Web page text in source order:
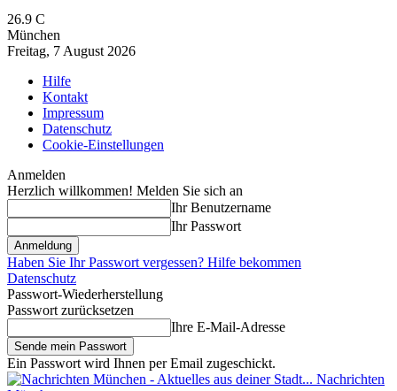
26.9 C
München
Freitag, 7 August 2026
Hilfe
Kontakt
Impressum
Datenschutz
Cookie-Einstellungen
Anmelden
Herzlich willkommen! Melden Sie sich an
Ihr Benutzername
Ihr Passwort
Haben Sie Ihr Passwort vergessen? Hilfe bekommen
Datenschutz
Passwort-Wiederherstellung
Passwort zurücksetzen
Ihre E-Mail-Adresse
Ein Passwort wird Ihnen per Email zugeschickt.
Nachrichten